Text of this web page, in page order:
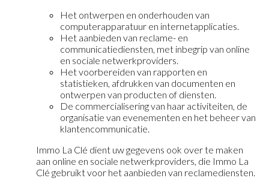
Het ontwerpen en onderhouden van
computerapparatuur en internetapplicaties.
Het aanbieden van reclame- en
communicatiediensten, met inbegrip van online
en sociale netwerkproviders.
Het voorbereiden van rapporten en
statistieken, afdrukken van documenten en
ontwerpen van producten of diensten.
De commercialisering van haar activiteiten, de
organisatie van evenementen en het beheer van
klantencommunicatie.
Immo La Clé dient uw gegevens ook over te maken
aan online en sociale netwerkproviders, die Immo La
Clé gebruikt voor het aanbieden van reclamediensten.